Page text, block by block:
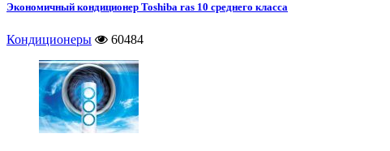
Экономичный кондиционер Toshiba ras 10 среднего класса
Кондиционеры 60484